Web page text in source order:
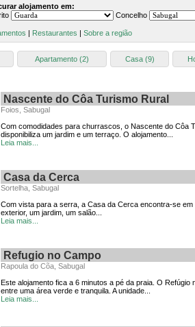
alojamento em:
Concelho
| Restaurantes | Sobre a região
Apartamento (2) Casa (9)
Nascente do Côa Turismo Rural
Foios, Sabugal
Com comodidades para churrascos, o Nascente do Côa
disponibiliza um jardim e um terraço. O alojamento...
Leia mais...
Casa da Cerca
Sortelha, Sabugal
Com vista para a serra, a Casa da Cerca encontra-se
exterior, um jardim, um salão...
Leia mais...
Refugio no Campo
Rapoula do Cõa, Sabugal
Este alojamento fica a 6 minutos a pé da praia. O Refúgio
entre uma área verde e tranquila. A unidade...
Leia mais...